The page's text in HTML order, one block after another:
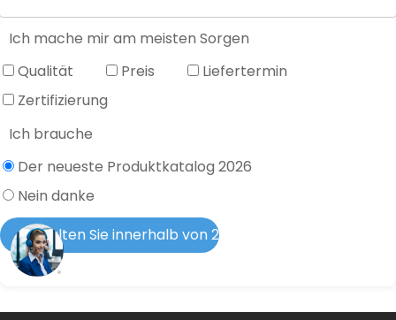
Ich mache mir am meisten Sorgen
Qualität
Preis
Liefertermin
Zertifizierung
Ich brauche
Der neueste Produktkatalog 2026
Nein danke
Erhalten Sie innerhalb von 2 Stunden eine Antwort